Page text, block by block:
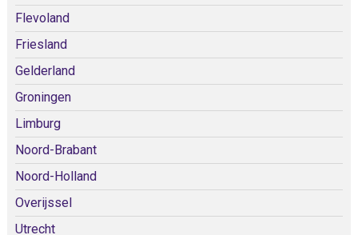
Flevoland
Friesland
Gelderland
Groningen
Limburg
Noord-Brabant
Noord-Holland
Overijssel
Utrecht